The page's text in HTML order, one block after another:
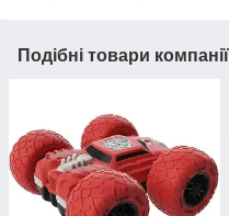
Подібні товари компанії